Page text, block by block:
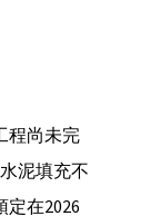
程尚未完
泥填充不
在2026